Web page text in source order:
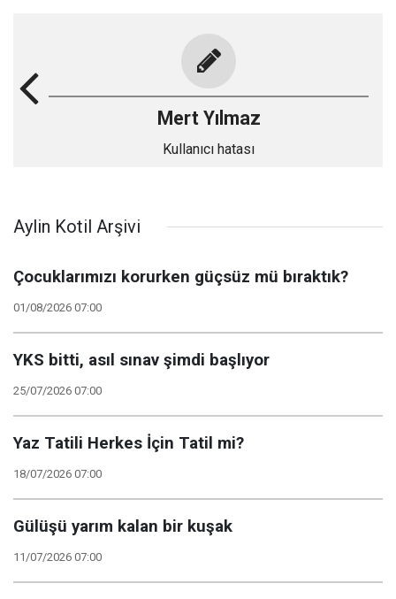
Mert Yılmaz
Kullanıcı hatası
Aylin Kotil Arşivi
Çocuklarımızı korurken güçsüz mü bıraktık?
01/08/2026 07:00
YKS bitti, asıl sınav şimdi başlıyor
25/07/2026 07:00
Yaz Tatili Herkes İçin Tatil mi?
18/07/2026 07:00
Gülüşü yarım kalan bir kuşak
11/07/2026 07:00